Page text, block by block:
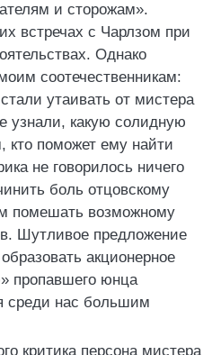
и сторожам».
встречах с Чарлзом при
Однако
соотечественникам:
утаивать от мистера
узнали, какую солидную
кто поможет ему найти
не говорилось ничего
боль отцовскому
помешать возможному
Шутливое предложение
акционерное
пропавшего юнца
среди нас большим
критика персона мистера